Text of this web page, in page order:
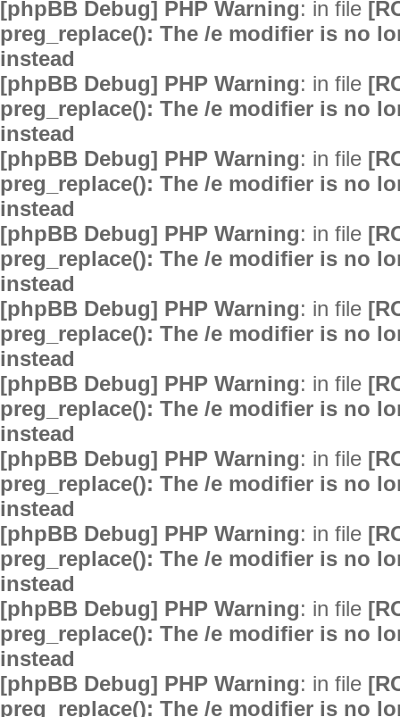
[phpBB Debug] PHP Warning: in file
preg_replace(): The /e modifier is no
instead
[phpBB Debug] PHP Warning: in file
preg_replace(): The /e modifier is no
instead
[phpBB Debug] PHP Warning: in file
preg_replace(): The /e modifier is no
instead
[phpBB Debug] PHP Warning: in file
preg_replace(): The /e modifier is no
instead
[phpBB Debug] PHP Warning: in file
preg_replace(): The /e modifier is no
instead
[phpBB Debug] PHP Warning: in file
preg_replace(): The /e modifier is no
instead
[phpBB Debug] PHP Warning: in file
preg_replace(): The /e modifier is no
instead
[phpBB Debug] PHP Warning: in file
preg_replace(): The /e modifier is no
instead
[phpBB Debug] PHP Warning: in file
preg_replace(): The /e modifier is no
instead
[phpBB Debug] PHP Warning: in file
preg_replace(): The /e modifier is no